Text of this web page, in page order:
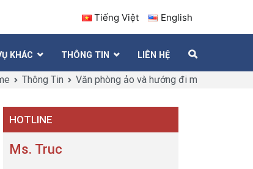
Tiếng Việt English
KHÁC THÔNG TIN LIÊN HỆ
Thông Tin Văn phòng ảo và hướng đi mới từ thị
HOTLINE
Ms. Truc